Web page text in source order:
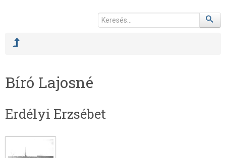
Bíró Lajosné
Erdélyi Erzsébet